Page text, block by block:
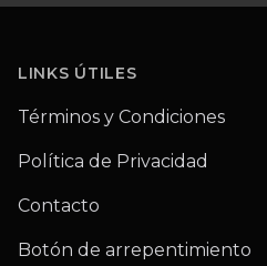
LINKS ÚTILES
Términos y Condiciones
Política de Privacidad
Contacto
Botón de arrepentimiento